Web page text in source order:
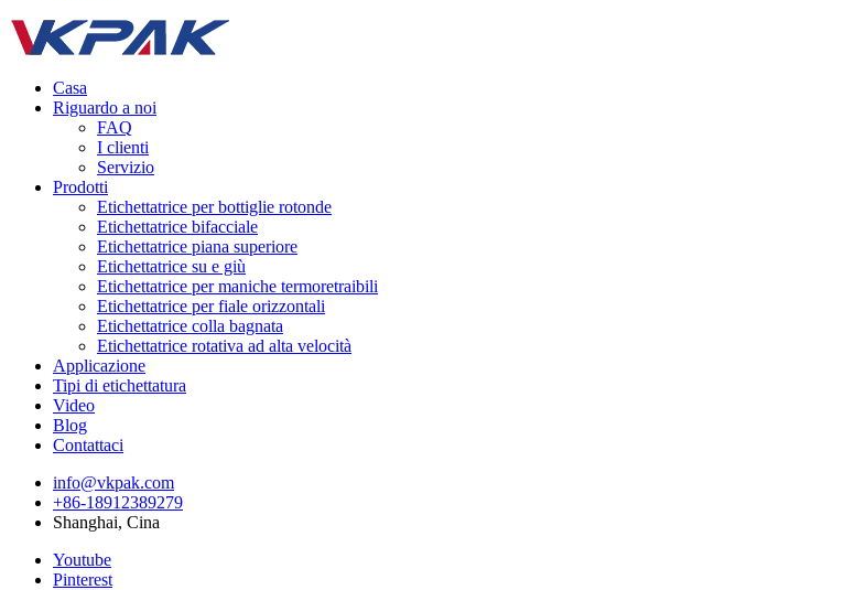
Casa
Riguardo a noi
FAQ
I clienti
Servizio
Prodotti
Etichettatrice per bottiglie rotonde
Etichettatrice bifacciale
Etichettatrice piana superiore
Etichettatrice su e giù
Etichettatrice per maniche termoretraibili
Etichettatrice per fiale orizzontali
Etichettatrice colla bagnata
Etichettatrice rotativa ad alta velocità
Applicazione
Tipi di etichettatura
Video
Blog
Contattaci
info@vkpak.com
+86-18912389279
Shanghai, Cina
Youtube
Pinterest